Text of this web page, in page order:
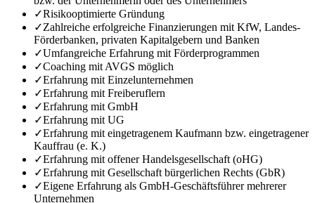
✓Risikooptimierte Gründung
✓Zahlreiche erfolgreiche Finanzierungen mit KfW, Landes-
Förderbanken, privaten Kapitalgebern und Banken
✓Umfangreiche Erfahrung mit Förderprogrammen
✓Coaching mit AVGS möglich
✓Erfahrung mit Einzelunternehmen
✓Erfahrung mit Freiberuflern
✓Erfahrung mit GmbH
✓Erfahrung mit UG
✓Erfahrung mit eingetragenem Kaufmann bzw. eingetragener
Kauffrau (e. K.)
✓Erfahrung mit offener Handelsgesellschaft (oHG)
✓Erfahrung mit Gesellschaft bürgerlichen Rechts (GbR)
✓Eigene Erfahrung als GmbH-Geschäftsführer mehrerer
Unternehmen